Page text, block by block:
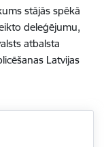
stājās spēkā
deleģējumu,
atbalsta
Latvijas